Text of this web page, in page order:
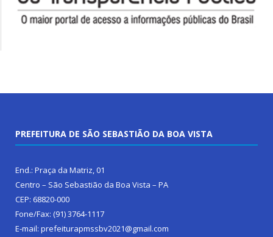
PREFEITURA DE SÃO SEBASTIÃO DA BOA VISTA
End.: Praça da Matriz, 01
Centro – São Sebastião da Boa Vista – PA
CEP: 68820-000
Fone/Fax: (91) 3764-1117
E-mail: prefeiturapmssbv2021@gmail.com